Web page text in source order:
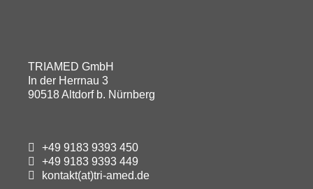
TRIAMED GmbH
In der Herrnau 3
90518 Altdorf b. Nürnberg
+49 9183 9393 450
+49 9183 9393 449
kontakt(at)tri-amed.de